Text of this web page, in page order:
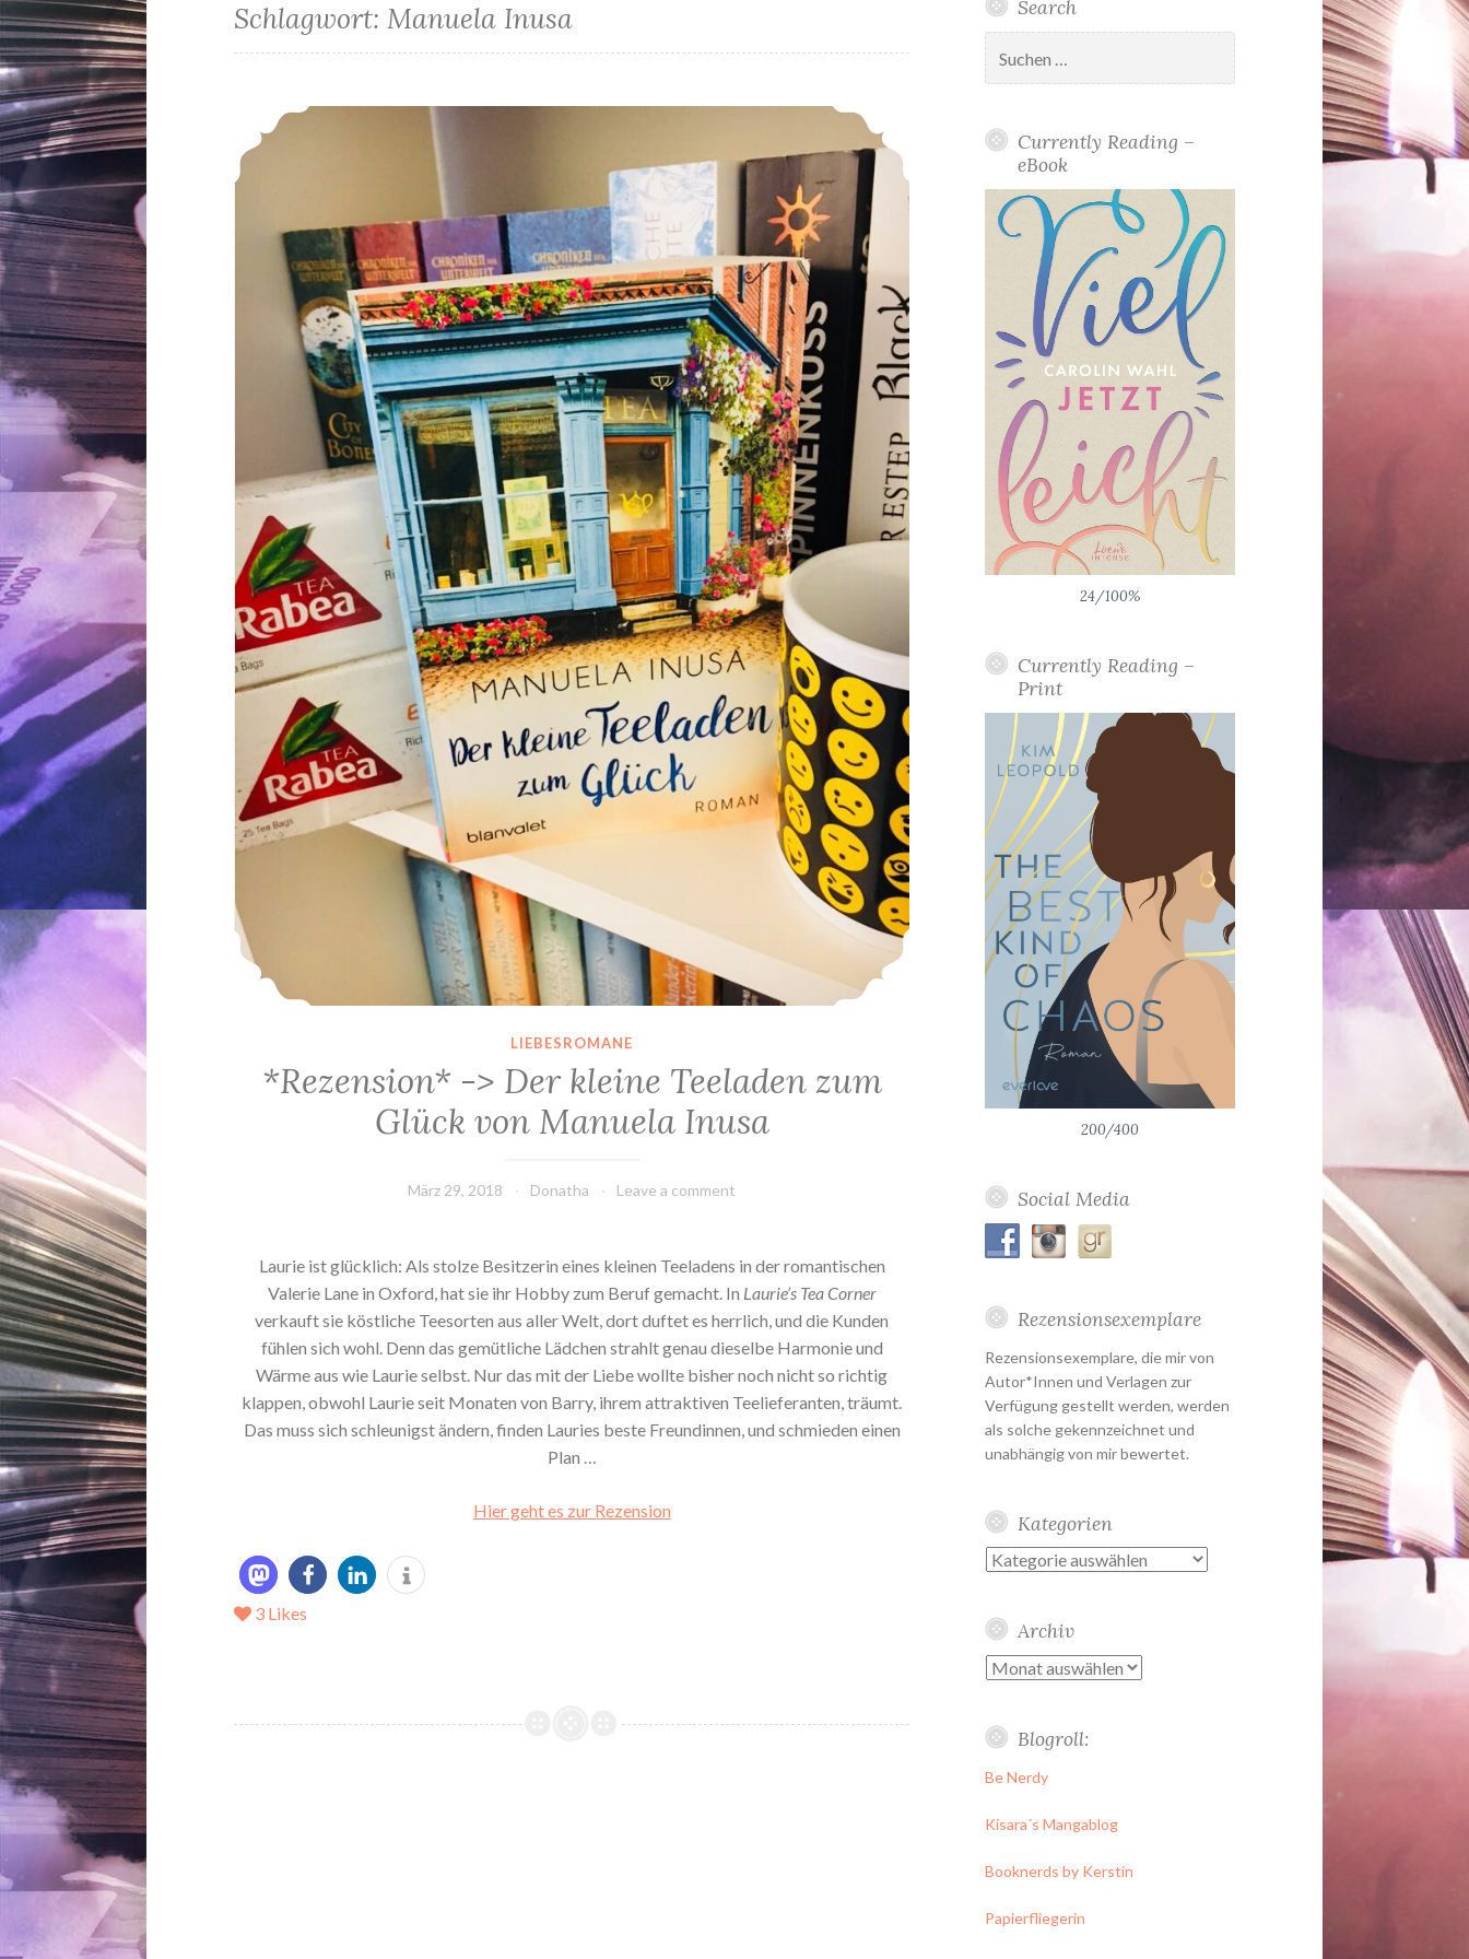
Schlagwort: Manuela Inusa
*Rezension* -> Der kleine Teeladen zum Glück von Manuela Inusa
LIEBESROMANE
*Rezension* -> Der kleine Teeladen zum
Glück von Manuela Inusa
März 29, 2018 Donatha Leave a comment
Laurie ist glücklich: Als stolze Besitzerin eines kleinen Teeladens in der romantischen
Valerie Lane in Oxford, hat sie ihr Hobby zum Beruf gemacht. In Laurie’s Tea Corner
verkauft sie köstliche Teesorten aus aller Welt, dort duftet es herrlich, und die Kunden
fühlen sich wohl. Denn das gemütliche Lädchen strahlt genau dieselbe Harmonie und
Wärme aus wie Laurie selbst. Nur das mit der Liebe wollte bisher noch nicht so richtig
klappen, obwohl Laurie seit Monaten von Barry, ihrem attraktiven Teelieferanten, träumt.
Das muss sich schleunigst ändern, finden Lauries beste Freundinnen, und schmieden einen
Plan …
Hier geht es zur Rezension
3 Likes
Search
nach:
Currently Reading –
eBook
24/100%
Currently Reading –
Print
200/400
Social Media
Rezensionsexemplare
Rezensionsexemplare, die mir von
Autor*Innen und Verlagen zur
Verfügung gestellt werden, werden
als solche gekennzeichnet und
unabhängig von mir bewertet.
Kategorien
Kategorien
Archiv
Archiv
Blogroll:
Be Nerdy
Kisara´s Mangablog
Booknerds by Kerstin
Papierfliegerin